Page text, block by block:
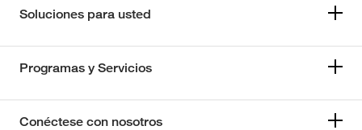
Soluciones para usted
Programas y Servicios
Conéctese con nosotros